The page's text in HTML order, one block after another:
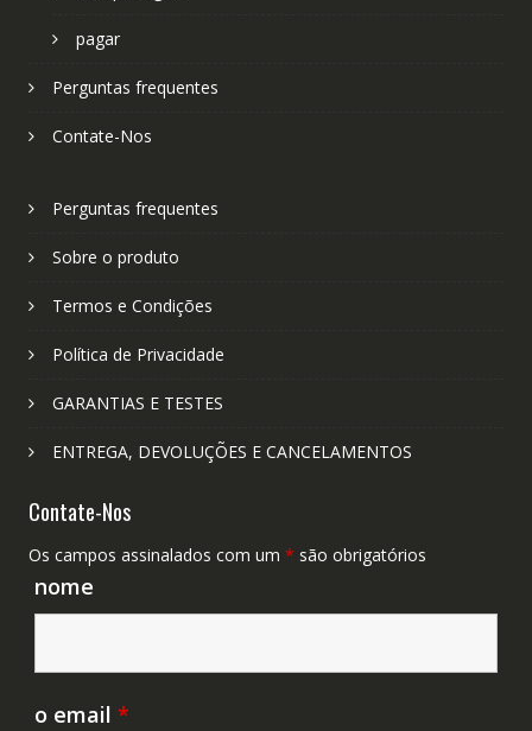
pagar
Perguntas frequentes
Contate-Nos
Perguntas frequentes
Sobre o produto
Termos e Condições
Política de Privacidade
GARANTIAS E TESTES
ENTREGA, DEVOLUÇÕES E CANCELAMENTOS
Contate-Nos
Os campos assinalados com um * são obrigatórios
nome
o email *